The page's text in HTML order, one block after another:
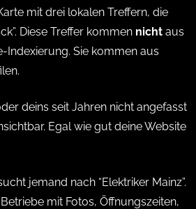
mit drei lokalen Treffern, die
Diese Treffer kommen nicht aus
Indexierung. Sie kommen aus
deins seit Jahren nicht angefasst
Egal wie gut deine Website
jemand nach “Elektriker Mainz”.
mit Fotos, Öffnungszeiten,